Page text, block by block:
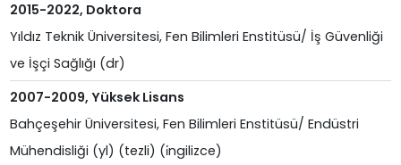
2015-2022, Doktora
Yıldız Teknik Üniversitesi, Fen Bilimleri Enstitüsü/ İş Güvenliği
ve İşçi Sağlığı (dr)
2007-2009, Yüksek Lisans
Bahçeşehir Üniversitesi, Fen Bilimleri Enstitüsü/ Endüstri
Mühendisliği (yl) (tezli) (i̇ngilizce)